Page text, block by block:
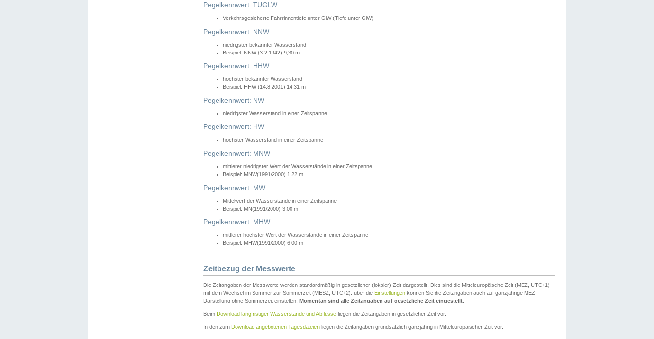
Pegelkennwert: TUGLW
Verkehrsgesicherte Fahrrinnentiefe unter GlW (Tiefe unter GlW)
Pegelkennwert: NNW
niedrigster bekannter Wasserstand
Beispiel: NNW (3.2.1942) 9,30 m
Pegelkennwert: HHW
höchster bekannter Wasserstand
Beispiel: HHW (14.8.2001) 14,31 m
Pegelkennwert: NW
niedrigster Wasserstand in einer Zeitspanne
Pegelkennwert: HW
höchster Wasserstand in einer Zeitspanne
Pegelkennwert: MNW
mittlerer niedrigster Wert der Wasserstände in einer Zeitspanne
Beispiel: MNW(1991/2000) 1,22 m
Pegelkennwert: MW
Mittelwert der Wasserstände in einer Zeitspanne
Beispiel: MN(1991/2000) 3,00 m
Pegelkennwert: MHW
mittlerer höchster Wert der Wasserstände in einer Zeitspanne
Beispiel: MHW(1991/2000) 6,00 m
Zeitbezug der Messwerte
Die Zeitangaben der Messwerte werden standardmäßig in gesetzlicher (lokaler) Zeit dargestellt. Dies sind die Mitteleuropäische Zeit (MEZ, UTC+1)
mit dem Wechsel im Sommer zur Sommerzeit (MESZ, UTC+2). über die Einstellungen können Sie die Zeitangaben auch auf ganzjährige MEZ-
Darstellung ohne Sommerzeit einstellen. Momentan sind alle Zeitangaben auf gesetzliche Zeit eingestellt.
Beim Download langfristiger Wasserstände und Abflüsse liegen die Zeitangaben in gesetzlicher Zeit vor.
In den zum Download angebotenen Tagesdateien liegen die Zeitangaben grundsätzlich ganzjährig in Mitteleuropäischer Zeit vor.